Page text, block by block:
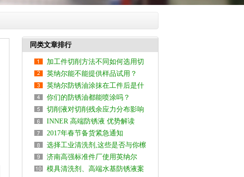
同类文章排行
加工件切削方法不同如何选用切
削液?
英纳尔能不能提供样品试用？
英纳尔防锈油涂抹在工件后是什
么颜色？
你们的防锈油都能喷涂吗？
切削液对切削残余应力分布影响
的实验研究
INNER 高端防锈液 优势解读
2017年春节备货紧急通知
选择工业清洗剂,这些是否与你檫
肩而过！
济南高强标准件厂使用英纳尔
CL102案例
模具清洗剂、高端水基防锈液案